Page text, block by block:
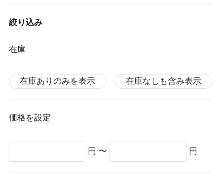
絞り込み
在庫
在庫ありのみを表示 在庫なしも含み表示
価格を設定
円 〜 円